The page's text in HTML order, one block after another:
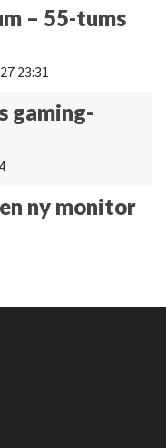
– 55-tums
23:31
gaming-
ny monitor